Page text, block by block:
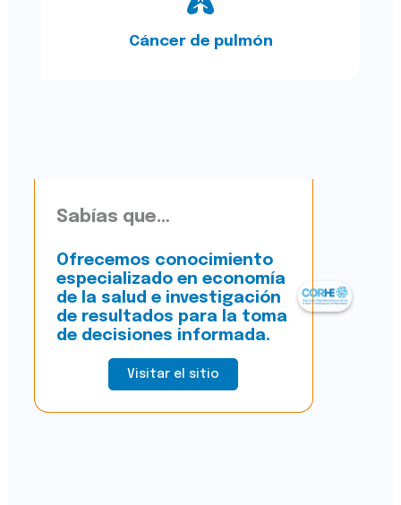
Cáncer de pulmón
Sabías que…
Ofrecemos conocimiento
especializado en economía
de la salud e investigación
de resultados para la toma
de decisiones informada.
Visitar el sitio